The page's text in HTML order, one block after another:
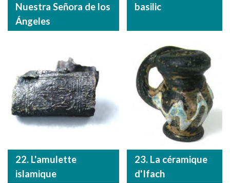
Nuestra Señora de los
Ángeles
basilic
22. L'amulette
islamique
23. La céramique
d'Ifach